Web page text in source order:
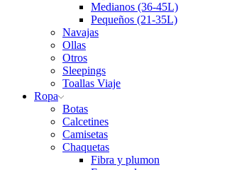
Medianos (36-45L)
Pequeños (21-35L)
Navajas
Ollas
Otros
Sleepings
Toallas Viaje
Ropa
Botas
Calcetines
Camisetas
Chaquetas
Fibra y plumon